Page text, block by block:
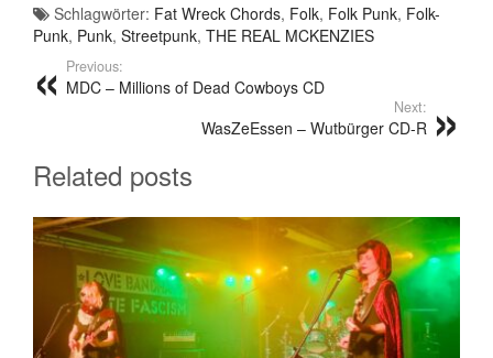
Schlagwörter: Fat Wreck Chords, Folk, Folk Punk, Folk-
Punk, Punk, Streetpunk, THE REAL MCKENZIES
Previous:
MDC – Millions of Dead Cowboys CD
Next:
WasZeEssen – Wutbürger CD-R
Related posts